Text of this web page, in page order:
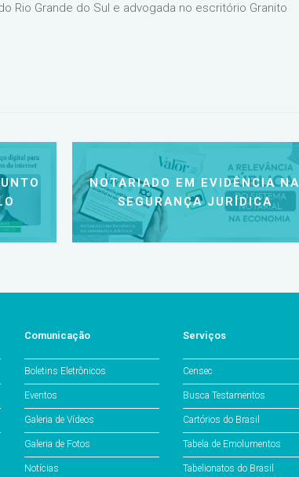
Rio Grande do Sul e advogada no escritório Granito
NOTARIADO EM EVIDÊNCIA NA
SEGURANÇA JURÍDICA
Comunicação
Boletins Eletrônicos
Eventos
Galeria de Vídeos
Galeria de Fotos
Notícias
Serviços
Censec
Busca Testamentos
Cartórios do Brasil
Tabela de Emolumentos
Tabelionatos do Brasil